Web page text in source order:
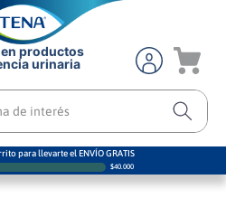
productos
urinaria
de interés
para llevarte el ENVÍO GRATIS
$40.000